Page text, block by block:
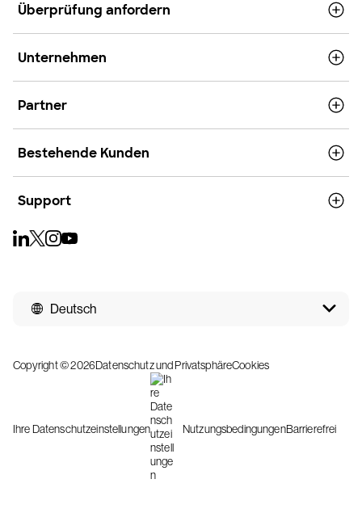
Überprüfung anfordern
Unternehmen
Partner
Bestehende Kunden
Support
Deutsch
Copyright © 2026Datenschutz und PrivatsphäreCookies
Ihre Datenschutzeinstellungen NutzungsbedingungenBarrierefrei